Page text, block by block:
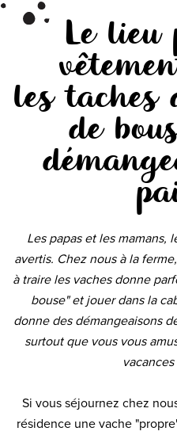
Le
les taches
de
Les papas et les mamans,
avertis. Chez nous à la
à traire les vaches donne
bouse" et jouer dans la
donne des démangeaisons
surtout que vous vous
Si vous séjournez chez
résidence une vache